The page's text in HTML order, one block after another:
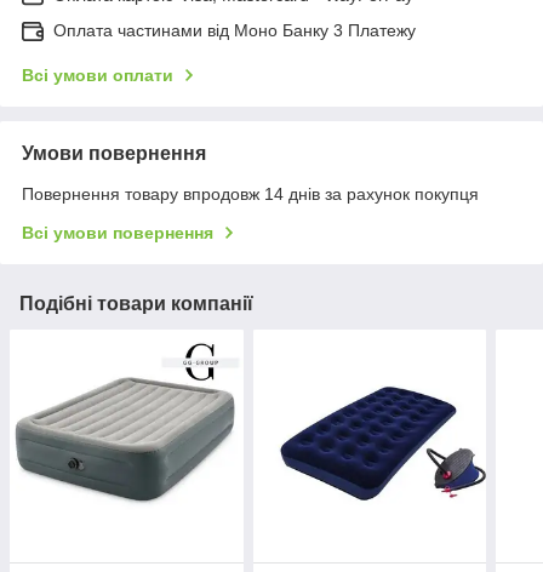
Оплата частинами від Моно Банку 3 Платежу
Всі умови оплати
Умови повернення
Повернення товару впродовж 14 днів за рахунок покупця
Всі умови повернення
Подібні товари компанії